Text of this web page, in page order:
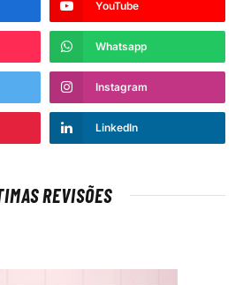
YouTube
Whatsapp
Instagram
LinkedIn
REVISÕES